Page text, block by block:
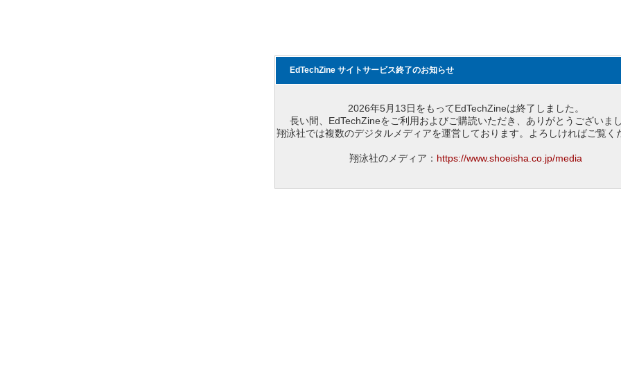
EdTechZine サイトサービス終了のお知らせ
2026年5月13日をもってEdTechZineは終了しました。
長い間、EdTechZineをご利用およびご購読いただき、ありがとうございまし
翔泳社では複数のデジタルメディアを運営しております。よろしければご覧く
翔泳社のメディア： https://www.shoeisha.co.jp/media